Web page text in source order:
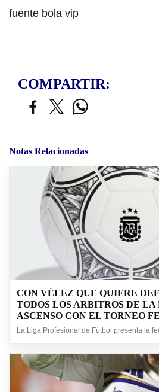
fuente bola vip
COMPARTIR:
Notas Relacionadas
CON VÉLEZ QUE QUIERE
TODOS LOS ARBITROS DE LA
ASCENSO CON EL TORNEO
La Liga Profesional de Fútbol presenta la